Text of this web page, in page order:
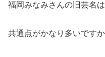
福岡みなみさんの旧芸名
共通点がかなり多いですか